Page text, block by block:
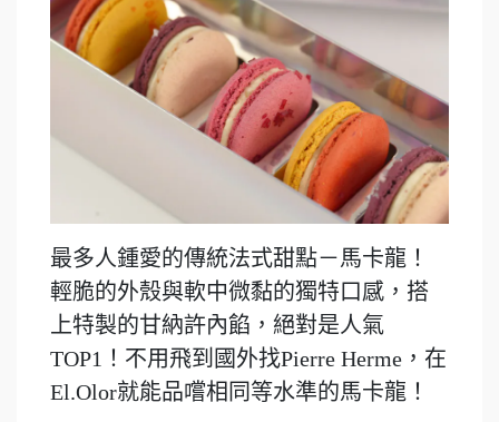
最多人鍾愛的傳統法式甜點－馬卡龍！
輕脆的外殼與軟中微黏的獨特口感，搭
上特製的甘納許內餡，絕對是人氣
TOP1！不用飛到國外找Pierre Herme，在
El.Olor就能品嚐相同等水準的馬卡龍！